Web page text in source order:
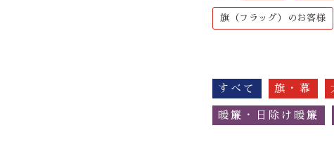
旗（フラッグ）のお客様
すべて 旗・幕
暖簾・日除け暖簾